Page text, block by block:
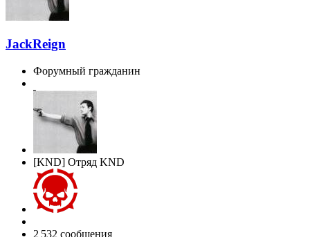
JackReign
Форумный гражданин
[KND] Отряд KND
2 532 сообщения